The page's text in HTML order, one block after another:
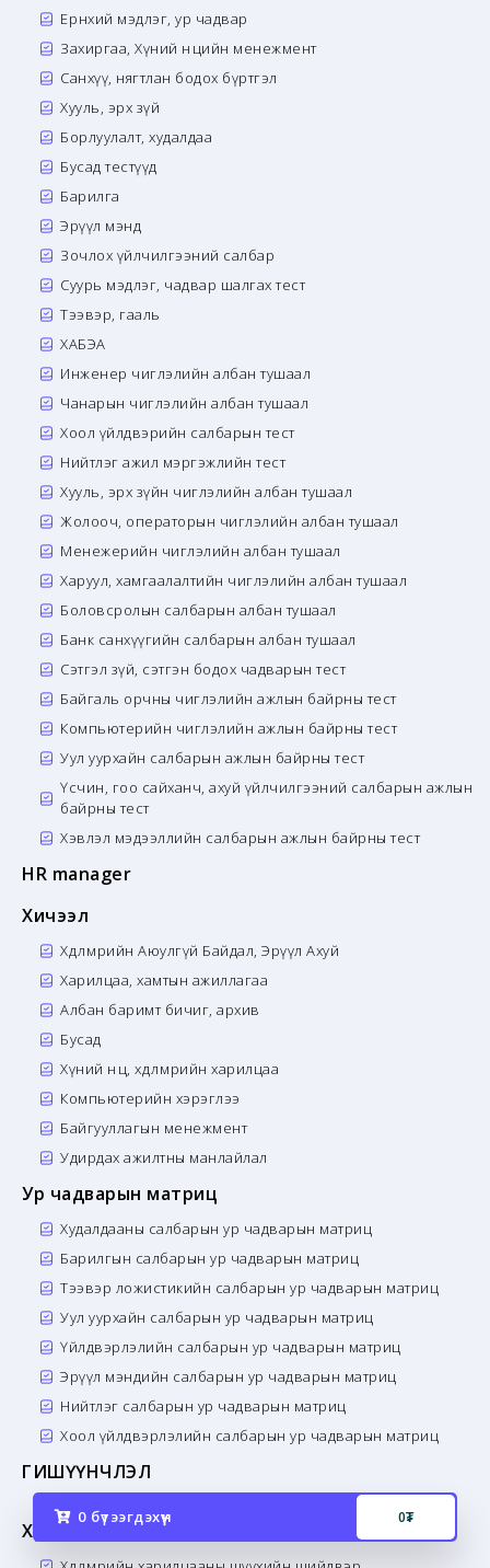
Ерөнхий мэдлэг, ур чадвар
Захиргаа, Хүний нөөцийн менежмент
Санхүү, нягтлан бодох бүртгэл
Хууль, эрх зүй
Борлуулалт, худалдаа
Бусад тестүүд
Барилга
Эрүүл мэнд
Зочлох үйлчилгээний салбар
Суурь мэдлэг, чадвар шалгах тест
Тээвэр, гааль
ХАБЭА
Инженер чиглэлийн албан тушаал
Чанарын чиглэлийн албан тушаал
Хоол үйлдвэрийн салбарын тест
Нийтлэг ажил мэргэжлийн тест
Хууль, эрх зүйн чиглэлийн албан тушаал
Жолооч, операторын чиглэлийн албан тушаал
Менежерийн чиглэлийн албан тушаал
Харуул, хамгаалалтийн чиглэлийн албан тушаал
Боловсролын салбарын албан тушаал
Банк санхүүгийн салбарын албан тушаал
Сэтгэл зүй, сэтгэн бодох чадварын тест
Байгаль орчны чиглэлийн ажлын байрны тест
Компьютерийн чиглэлийн ажлын байрны тест
Уул уурхайн салбарын ажлын байрны тест
Үсчин, гоо сайханч, ахуй үйлчилгээний салбарын ажлын
байрны тест
Хэвлэл мэдээллийн салбарын ажлын байрны тест
HR manager
Хичээл
Хөдөлмөрийн Аюулгүй Байдал, Эрүүл Ахуй
Харилцаа, хамтын ажиллагаа
Албан баримт бичиг, архив
Бусад
Хүний нөөц, хөдөлмөрийн харилцаа
Компьютерийн хэрэглээ
Байгууллагын менежмент
Удирдах ажилтны манлайлал
Ур чадварын матриц
Худалдааны салбарын ур чадварын матриц
Барилгын салбарын ур чадварын матриц
Тээвэр ложистикийн салбарын ур чадварын матриц
Уул уурхайн салбарын ур чадварын матриц
Үйлдвэрлэлийн салбарын ур чадварын матриц
Эрүүл мэндийн салбарын ур чадварын матриц
Нийтлэг салбарын ур чадварын матриц
Хоол үйлдвэрлэлийн салбарын ур чадварын матриц
ГИШҮҮНЧЛЭЛ
Хөдөлмөрийн харилцааны хууль эрх зүй
0 бүтээгдэхүүн 0₮